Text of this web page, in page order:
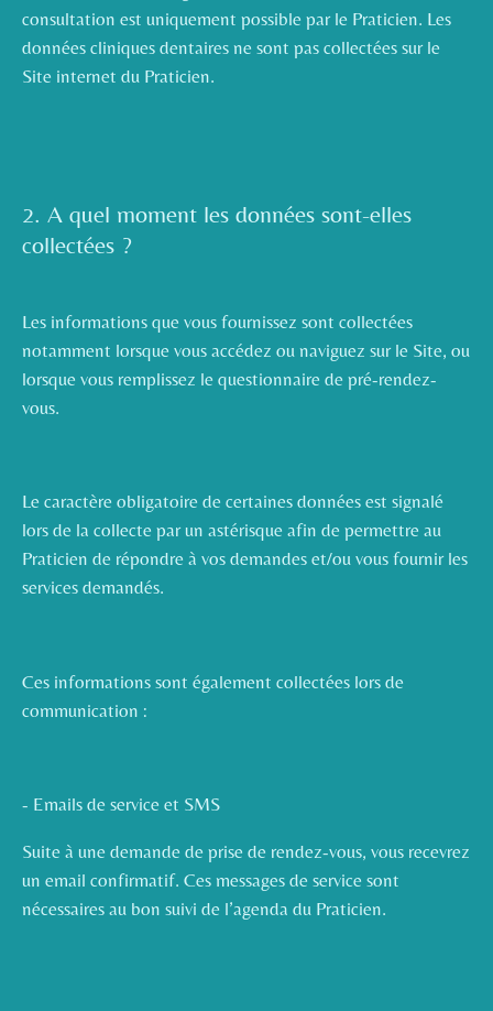
consultation est uniquement possible par le Praticien. Les
données cliniques dentaires ne sont pas collectées sur le
Site internet du Praticien.
2. A quel moment les données sont-elles
collectées ?
Les informations que vous fournissez sont collectées
notamment lorsque vous accédez ou naviguez sur le Site, ou
lorsque vous remplissez le questionnaire de pré-rendez-
vous.
Le caractère obligatoire de certaines données est signalé
lors de la collecte par un astérisque afin de permettre au
Praticien de répondre à vos demandes et/ou vous fournir les
services demandés.
Ces informations sont également collectées lors de
communication :
- Emails de service et SMS
Suite à une demande de prise de rendez-vous, vous recevrez
un email confirmatif. Ces messages de service sont
nécessaires au bon suivi de l’agenda du Praticien.